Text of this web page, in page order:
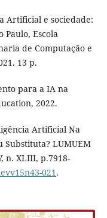
Artificial e sociedade:
Paulo, Escola
de Computação e
13 p.
para a IA na
2022.
Artificial Na
Substituta? LUMUEM
n. XLIII, p.7918-
021.